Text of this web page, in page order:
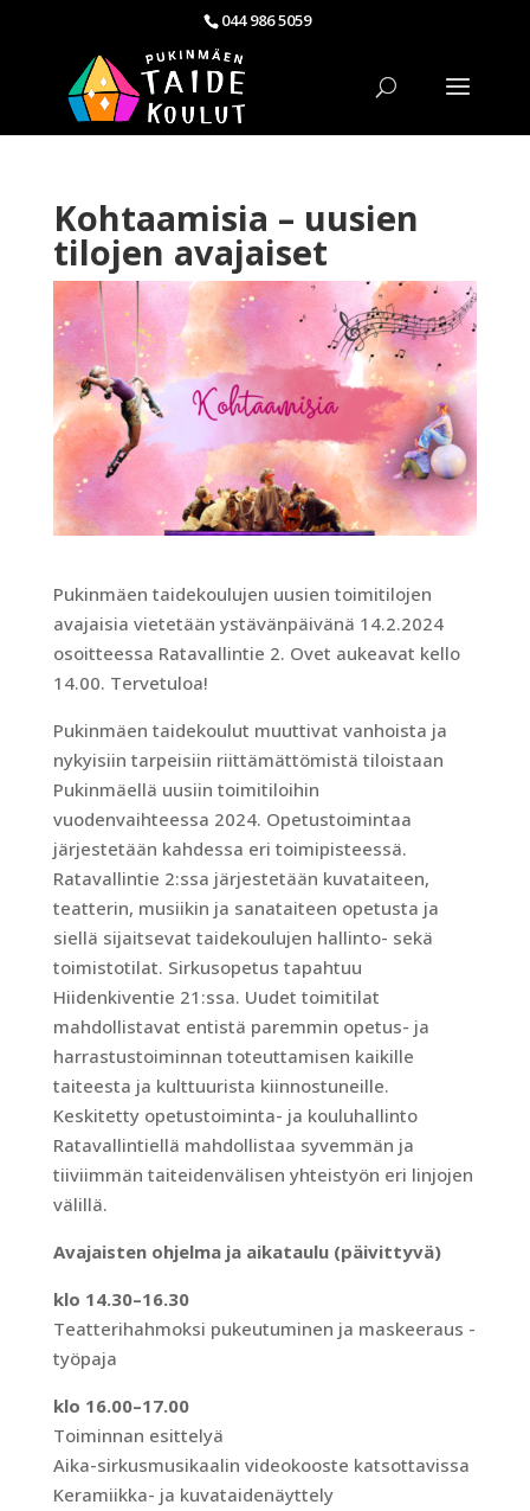
044 986 5059
Kohtaamisia – uusien
tilojen avajaiset
Pukinmäen taidekoulujen uusien toimitilojen
avajaisia vietetään ystävänpäivänä 14.2.2024
osoitteessa Ratavallintie 2. Ovet aukeavat kello
14.00. Tervetuloa!
Pukinmäen taidekoulut muuttivat vanhoista ja
nykyisiin tarpeisiin riittämättömistä tiloistaan
Pukinmäellä uusiin toimitiloihin
vuodenvaihteessa 2024. Opetustoimintaa
järjestetään kahdessa eri toimipisteessä.
Ratavallintie 2:ssa järjestetään kuvataiteen,
teatterin, musiikin ja sanataiteen opetusta ja
siellä sijaitsevat taidekoulujen hallinto- sekä
toimistotilat. Sirkusopetus tapahtuu
Hiidenkiventie 21:ssa. Uudet toimitilat
mahdollistavat entistä paremmin opetus- ja
harrastustoiminnan toteuttamisen kaikille
taiteesta ja kulttuurista kiinnostuneille.
Keskitetty opetustoiminta- ja kouluhallinto
Ratavallintiellä mahdollistaa syvemmän ja
tiiviimmän taiteidenvälisen yhteistyön eri linjojen
välillä.
Avajaisten ohjelma ja aikataulu (päivittyvä)
klo 14.30–16.30
Teatterihahmoksi pukeutuminen ja maskeeraus -
työpaja
klo 16.00–17.00
Toiminnan esittelyä
Aika-sirkusmusikaalin videokooste katsottavissa
Keramiikka- ja kuvataidenäyttely